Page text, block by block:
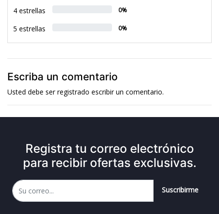
4 estrellas 0%
5 estrellas 0%
Escriba un comentario
Usted debe serregistrado escribir un comentario.
Registra tu correo electrónico
para recibir ofertas exclusivas.
Suscribirme